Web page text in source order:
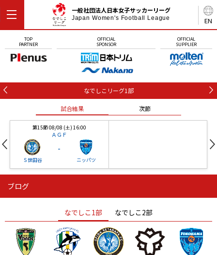
EN
一般社団法人日本女子サッカーリーグ
Japan Women's Football League
TOP
PARTNER
OFFICIAL
SPONSOR
OFFICIAL
SUPPLIER
なでしこリーグ1部
試合結果 次節
第15節 08/08 (土) 16:00
ＡＧＦ
Ｓ世田谷
-
ニッパツ
ニッパツ
ニッパツ 名古屋
石人の星
静岡 愛媛Ｌ
ブログ
なでしこ1部 なでしこ2部